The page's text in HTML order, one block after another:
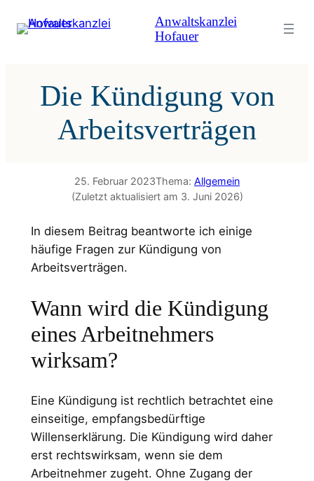
Inhalt
Anwaltskanzlei
Hofauer
Die Kündigung von
Arbeitsverträgen
25. Februar 2023Thema: Allgemein
(Zuletzt aktualisiert am 3. Juni 2026)
In diesem Beitrag beantworte ich einige
häufige Fragen zur Kündigung von
Arbeitsverträgen.
Wann wird die Kündigung
eines Arbeitnehmers
wirksam?
Eine Kündigung ist rechtlich betrachtet eine
einseitige, empfangsbedürftige
Willenserklärung. Die Kündigung wird daher
erst rechtswirksam, wenn sie dem
Arbeitnehmer zugeht. Ohne Zugang der